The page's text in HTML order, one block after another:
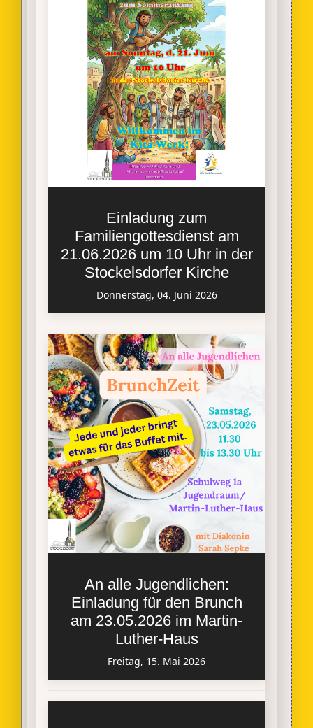
Einladung zum
Familiengottesdienst am
21.06.2026 um 10 Uhr in der
Stockelsdorfer Kirche
Donnerstag, 04. Juni 2026
An alle Jugendlichen:
Einladung für den Brunch
am 23.05.2026 im Martin-
Luther-Haus
Freitag, 15. Mai 2026